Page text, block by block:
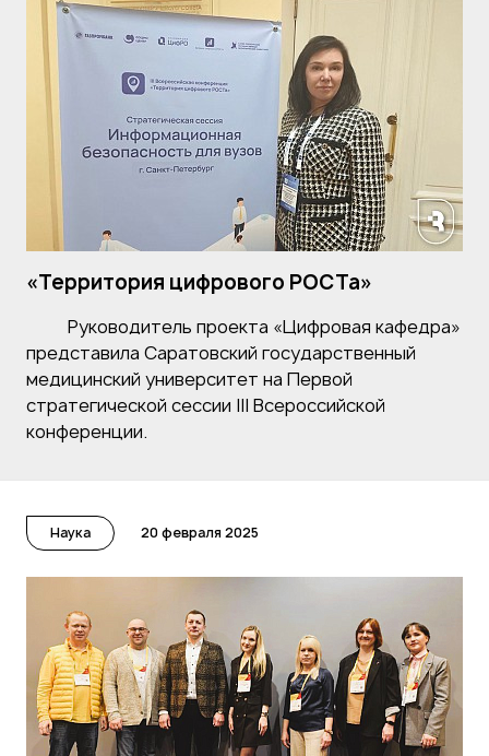
«Территория цифрового РОСТа»
Руководитель проекта «Цифровая кафедра»
представила Саратовский государственный
медицинский университет на Первой
стратегической сессии III Всероссийской
конференции.
Наука 20 февраля 2025